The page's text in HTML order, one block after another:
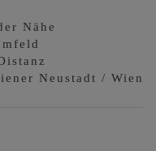
Nähe
Neustadt / Wien